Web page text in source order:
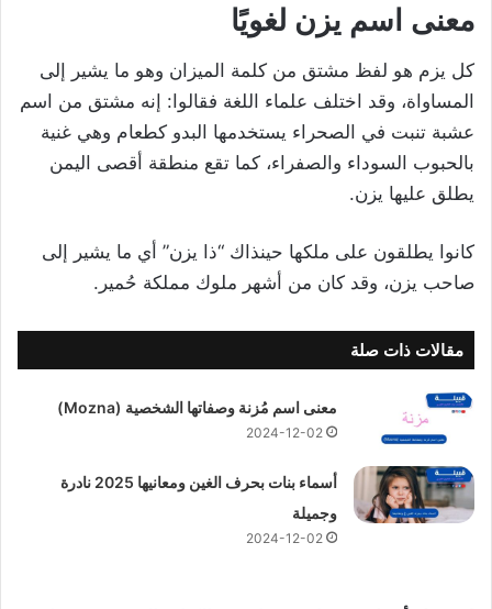
معنى اسم يزن لغويًا
كل يزم هو لفظ مشتق من كلمة الميزان وهو ما يشير إلى
المساواة، وقد اختلف علماء اللغة فقالوا: إنه مشتق من اسم
عشبة تنبت في الصحراء يستخدمها البدو كطعام وهي غنية
بالحبوب السوداء والصفراء، كما تقع منطقة أقصى اليمن
يطلق عليها يزن.
كانوا يطلقون على ملكها حينذاك “ذا يزن” أي ما يشير إلى
صاحب يزن، وقد كان من أشهر ملوك مملكة حُمير.
مقالات ذات صلة
معنى اسم مُزنة وصفاتها الشخصية (Mozna)
2024-12-02
أسماء بنات بحرف الغين ومعانيها 2025 نادرة
وجميلة
2024-12-02